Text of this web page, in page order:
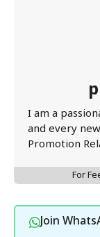
I am a
and every
Promotion
For
Join